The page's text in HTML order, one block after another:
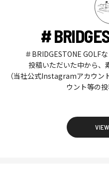
#
＃BRIDGESTONE GOLF
投稿いただいた中から、
（当社公式Instagramアカウ
ウント等の投